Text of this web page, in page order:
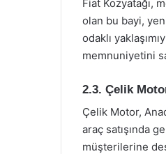
Fiat Kozyatağı,
olan bu bayi,
odaklı
memnuniyetini
2.3. Çelik
Çelik Motor,
araç satışında
müşterilerine